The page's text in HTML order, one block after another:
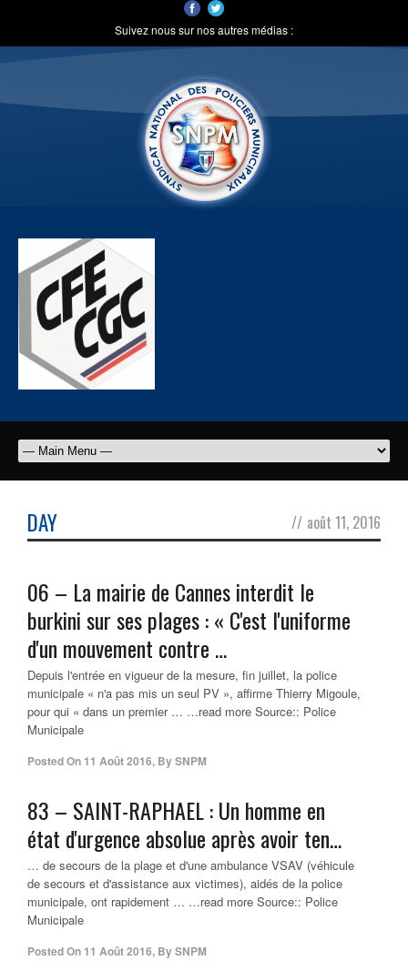
Suivez nous sur nos autres médias :
DAY // août 11, 2016
06 – La mairie de Cannes interdit le
burkini sur ses plages : « C'est l'uniforme
d'un mouvement contre …
Depuis l'entrée en vigueur de la mesure, fin juillet, la police
municipale « n'a pas mis un seul PV », affirme Thierry Migoule,
pour qui « dans un premier … …read more Source:: Police
Municipale
Posted On 11 Août 2016, BySNPM
83 – SAINT-RAPHAEL : Un homme en
état d'urgence absolue après avoir ten…
… de secours de la plage et d'une ambulance VSAV (véhicule
de secours et d'assistance aux victimes), aidés de la police
municipale, ont rapidement … …read more Source:: Police
Municipale
Posted On 11 Août 2016, BySNPM